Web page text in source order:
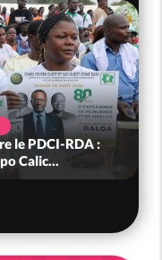
le PDCI-RDA :
Calic...